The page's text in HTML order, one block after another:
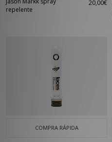
repelente
20,00€
COMPRA RÁPIDA